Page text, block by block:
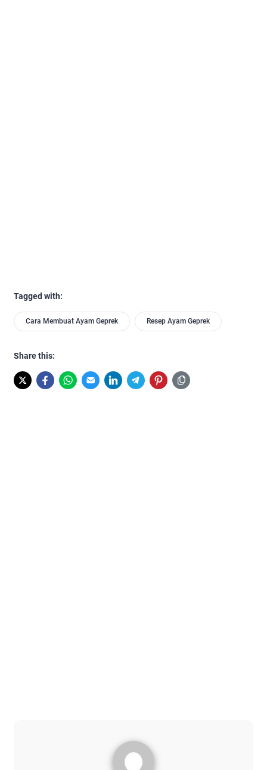
Tagged with:
Cara Membuat Ayam Geprek Resep Ayam Geprek
Share this: